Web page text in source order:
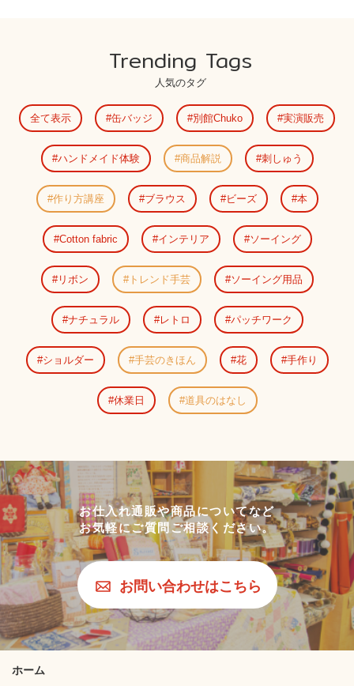
Trending Tags
人気のタグ
全て表示 缶バッジ 別館Chuko 実演販売
ハンドメイド体験 商品解説 刺しゅう
作り方講座 ブラウス ビーズ 本
Cotton fabric インテリア ソーイング
リボン トレンド手芸 ソーイング用品
ナチュラル レトロ パッチワーク
ショルダー 手芸のきほん 花 手作り
休業日 道具のはなし
お仕入れ通販や商品についてなど
お気軽にご質問ご相談ください。
お問い合わせはこちら
ホーム